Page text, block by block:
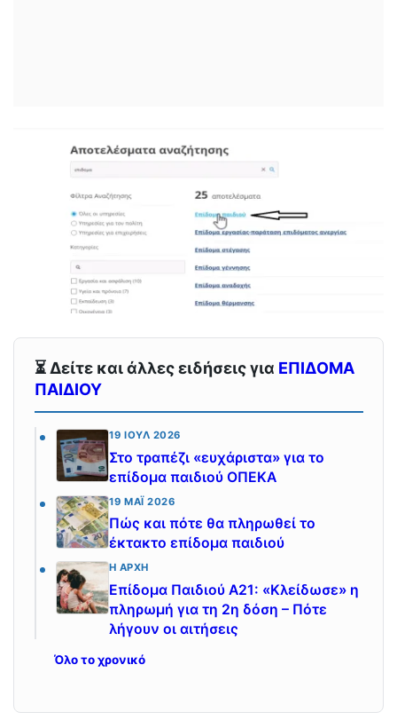
⏳ Δείτε και άλλες ειδήσεις για ΕΠΙΔΟΜΑ
ΠΑΙΔΙΟΥ
19 ΙΟΎΛ 2026
Στο τραπέζι «ευχάριστα» για το
επίδομα παιδιού ΟΠΕΚΑ
19 ΜΆΙ 2026
Πώς και πότε θα πληρωθεί το
έκτακτο επίδομα παιδιού
Η ΑΡΧΉ
Επίδομα Παιδιού Α21: «Κλείδωσε» η
πληρωμή για τη 2η δόση – Πότε
λήγουν οι αιτήσεις
Όλο το χρονικό